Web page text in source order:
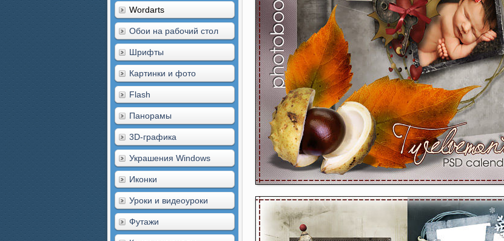
Wordarts
Обои на рабочий стол
Шрифты
Картинки и фото
Flash
Панорамы
3D-графика
Украшения Windows
Иконки
Уроки и видеоуроки
Футажи